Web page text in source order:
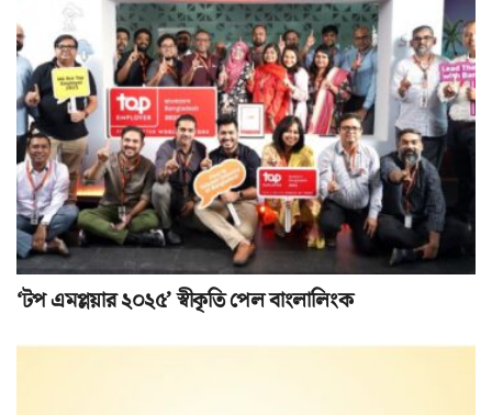
‘টপ এমপ্লয়ার ২০২৫’ স্বীকৃতি পেল বাংলালিংক